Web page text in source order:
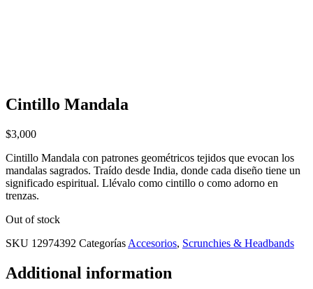
Cintillo Mandala
$3,000
Cintillo Mandala con patrones geométricos tejidos que evocan los
mandalas sagrados. Traído desde India, donde cada diseño tiene un
significado espiritual. Llévalo como cintillo o como adorno en
trenzas.
Out of stock
SKU 12974392 Categorías Accesorios, Scrunchies & Headbands
Additional information